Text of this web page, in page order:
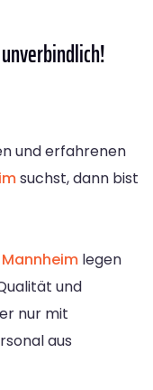
und erfahrenen
suchst, dann bist
legen
und
nur mit
aus